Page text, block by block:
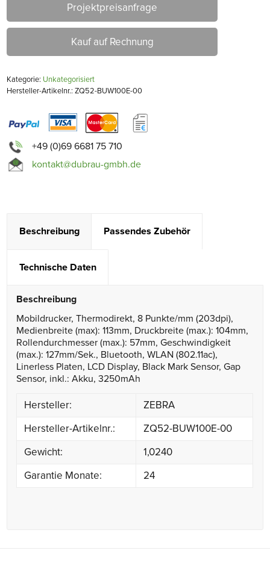
Projektpreisanfrage
Kauf auf Rechnung
Kategorie: Unkategorisiert
Hersteller-Artikelnr.: ZQ52-BUW100E-00
+49 (0)69 6681 75 710
kontakt@dubrau-gmbh.de
Beschreibung Passendes Zubehör
Technische Daten
Beschreibung
Mobildrucker, Thermodirekt, 8 Punkte/mm (203dpi),
Medienbreite (max): 113mm, Druckbreite (max.): 104mm,
Rollendurchmesser (max.): 57mm, Geschwindigkeit
(max.): 127mm/Sek., Bluetooth, WLAN (802.11ac),
Linerless Platen, LCD Display, Black Mark Sensor, Gap
Sensor, inkl.: Akku, 3250mAh
Hersteller:
ZEBRA
Hersteller-Artikelnr.:
ZQ52-BUW100E-00
Gewicht:
1,0240
Garantie Monate:
24